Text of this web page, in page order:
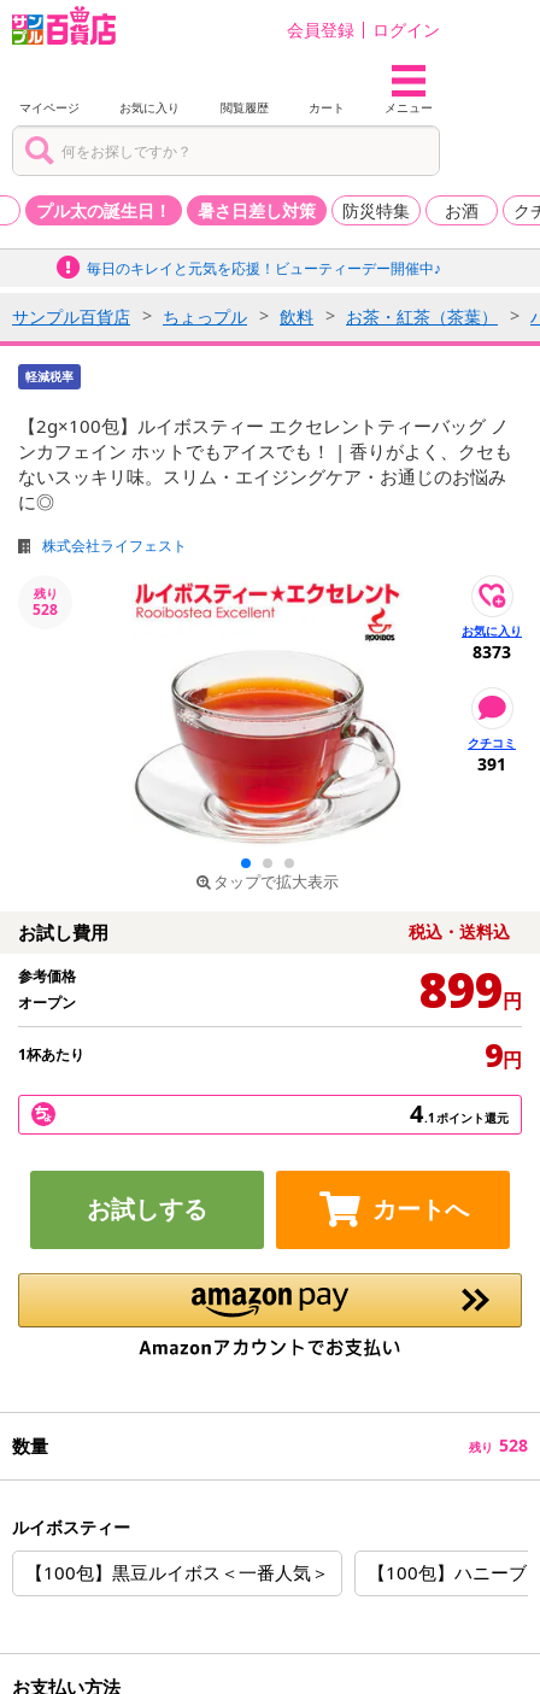
会員登録 ログイン
マイページ お気に入り 閲覧履歴 カート メニュー
プル太の誕生日！ 暑さ日差し対策 防災特集 お酒 ク
毎日のキレイと元気を応援！ビューティーデー開催中♪
サンプル百貨店 ちょっプル 飲料 お茶・紅茶（茶葉）
軽減税率
【2g×100包】ルイボスティー エクセレントティーバッグ ノ
ンカフェイン ホットでもアイスでも！ | 香りがよく、クセも
ないスッキリ味。スリム・エイジングケア・お通じのお悩み
に◎
株式会社ライフェスト
残り
528
タップで拡大表示
8373
391
お試し費用 税込・送料込
参考価格
オープン
899円
1杯あたり 9円
4.1ポイント還元
お試しする カートへ
数量 残り 528
ルイボスティー
【100包】黒豆ルイボス＜一番人気＞ 【100包】ハニーブ
お支払い方法